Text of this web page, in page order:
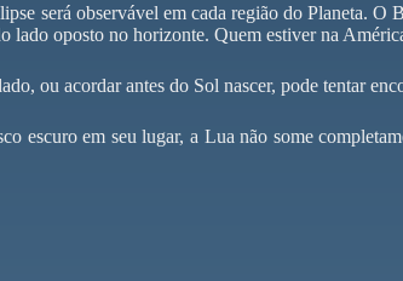
será observável em cada região do Planeta.
lado oposto no horizonte. Quem estiver na
ou acordar antes do Sol nascer, pode tentar
escuro em seu lugar, a Lua não some